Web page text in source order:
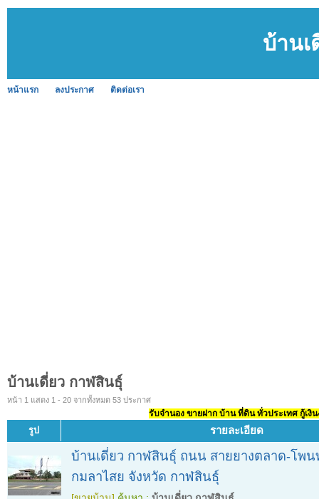
บ้าน
หน้าแรก ลงประกาศ ติดต่อเรา
บ้านเดี่ยว กาฬสินธุ์
หน้า 1 แสดง 1 - 20 จากทั้งหมด 53 ประกาศ
รับจำนอง ขายฝาก บ้าน ที่ดิน ทั่วประเทศ กู้เงิ
รูป รายละเอียด
บ้านเดี่ยว กาฬสินธุ์ ถนน สายยางตลาด-โพน
กมลาไสย จังหวัด กาฬสินธุ์